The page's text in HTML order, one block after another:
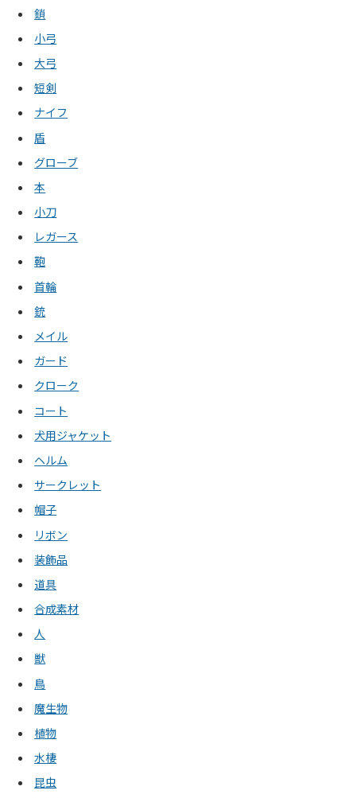
鎖
小弓
大弓
短剣
ナイフ
盾
グローブ
本
小刀
レガース
鞄
首輪
銃
メイル
ガード
クローク
コート
犬用ジャケット
ヘルム
サークレット
帽子
リボン
装飾品
道具
合成素材
人
獣
鳥
魔生物
植物
水棲
昆虫